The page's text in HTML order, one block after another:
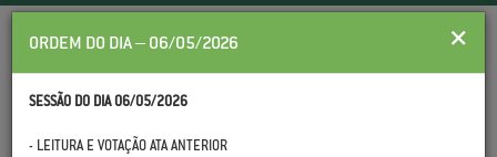
×
ORDEM DO DIA – 06/05/2026
SESSÃO DO DIA 06/05/2026
- LEITURA E VOTAÇÃO ATA ANTERIOR